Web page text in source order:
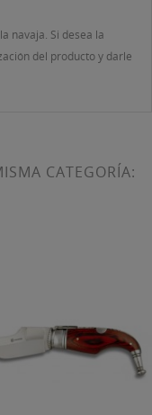
navaja. Si desea la
del producto y darle
CATEGORÍA: